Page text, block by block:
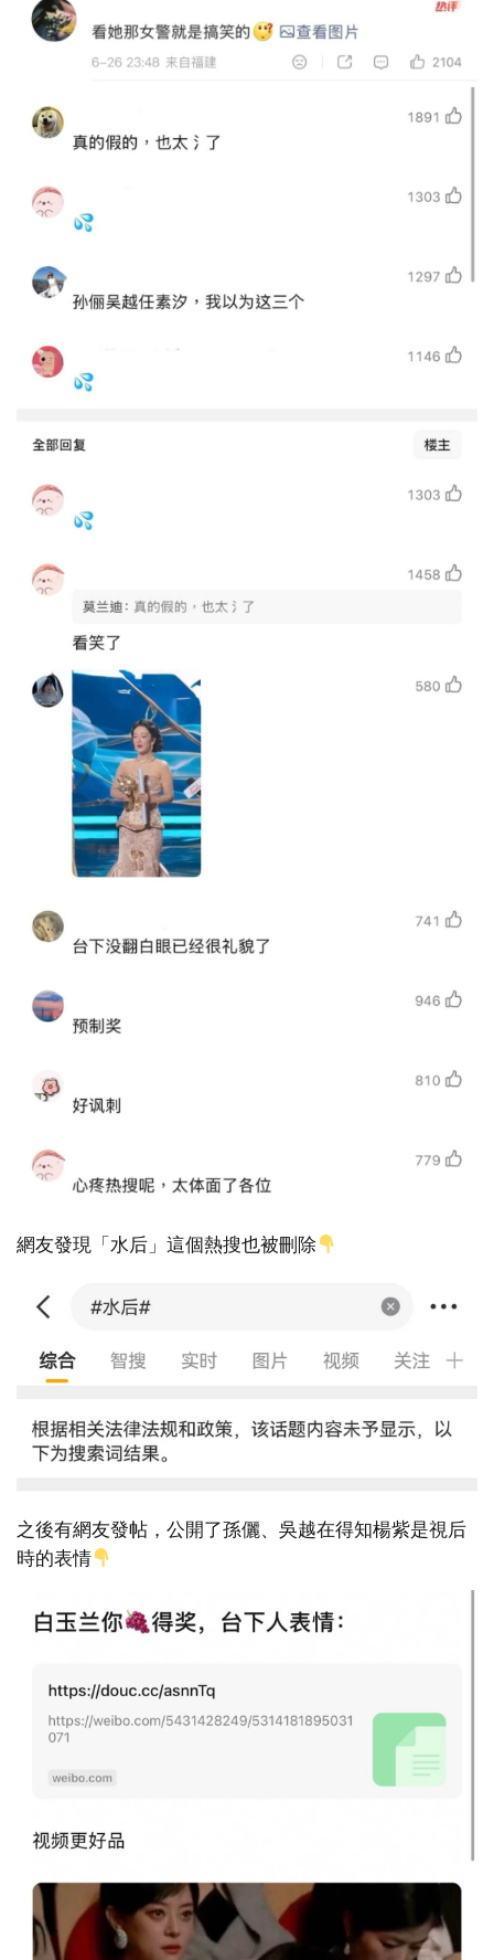
網友發現「水后」這個熱搜也被刪除
之後有網友發帖，公開了孫儷、吳越在得知楊紫是視后
時的表情